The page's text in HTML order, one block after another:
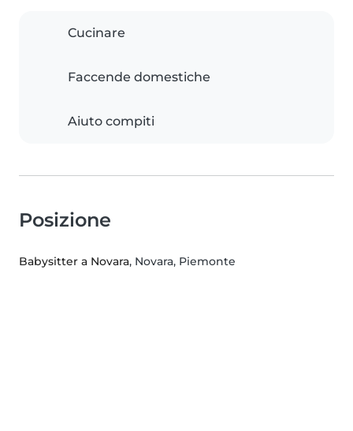
Cucinare
Faccende domestiche
Aiuto compiti
Posizione
Babysitter a Novara, Novara, Piemonte